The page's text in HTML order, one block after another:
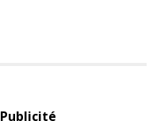
Publicité